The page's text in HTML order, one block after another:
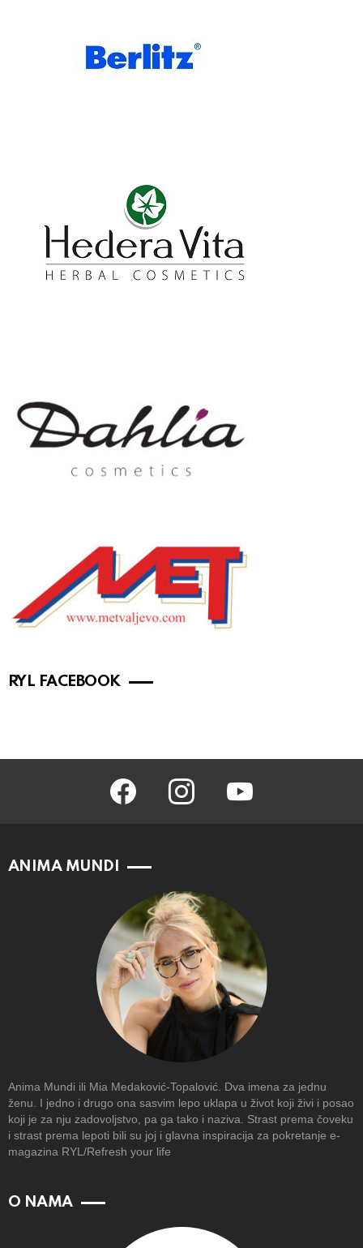
RYL FACEBOOK
facebook instagram
ANIMA MUNDI
Anima Mundi ili Mia Medaković-Topalović. Dva imena za jednu
ženu. I jedno i drugo ona sasvim lepo uklapa u život koji živi i posao
koji je za nju zadovoljstvo, pa ga tako i naziva. Strast prema čoveku
i strast prema lepoti bili su joj i glavna inspiracija za pokretanje e-
magazina RYL/Refresh your life
O NAMA